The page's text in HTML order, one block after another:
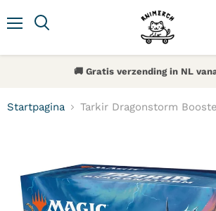
🚚 Gratis verzending in NL
Startpagina Tarkir Dragonstorm